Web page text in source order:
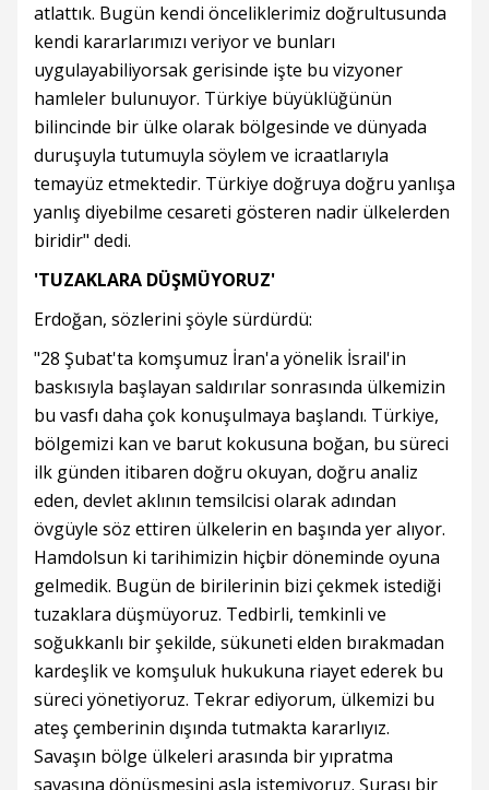
atlattık. Bugün kendi önceliklerimiz doğrultusunda
kendi kararlarımızı veriyor ve bunları
uygulayabiliyorsak gerisinde işte bu vizyoner
hamleler bulunuyor. Türkiye büyüklüğünün
bilincinde bir ülke olarak bölgesinde ve dünyada
duruşuyla tutumuyla söylem ve icraatlarıyla
temayüz etmektedir. Türkiye doğruya doğru yanlışa
yanlış diyebilme cesareti gösteren nadir ülkelerden
biridir" dedi.
'TUZAKLARA DÜŞMÜYORUZ'
Erdoğan, sözlerini şöyle sürdürdü:
"28 Şubat'ta komşumuz İran'a yönelik İsrail'in
baskısıyla başlayan saldırılar sonrasında ülkemizin
bu vasfı daha çok konuşulmaya başlandı. Türkiye,
bölgemizi kan ve barut kokusuna boğan, bu süreci
ilk günden itibaren doğru okuyan, doğru analiz
eden, devlet aklının temsilcisi olarak adından
övgüyle söz ettiren ülkelerin en başında yer alıyor.
Hamdolsun ki tarihimizin hiçbir döneminde oyuna
gelmedik. Bugün de birilerinin bizi çekmek istediği
tuzaklara düşmüyoruz. Tedbirli, temkinli ve
soğukkanlı bir şekilde, sükuneti elden bırakmadan
kardeşlik ve komşuluk hukukuna riayet ederek bu
süreci yönetiyoruz. Tekrar ediyorum, ülkemizi bu
ateş çemberinin dışında tutmakta kararlıyız.
Savaşın bölge ülkeleri arasında bir yıpratma
savaşına dönüşmesini asla istemiyoruz. Şurası bir